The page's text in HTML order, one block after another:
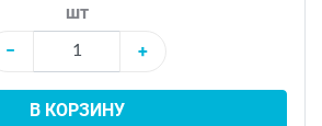
шт
−
+
В КОРЗИНУ